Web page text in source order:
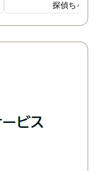
時になんとなく嫌な予感
したので、夫の身辺調査
会社での過ごし方を探偵
探偵に夫の会社の場所を
れました。調査の結果、
探偵ちゃん